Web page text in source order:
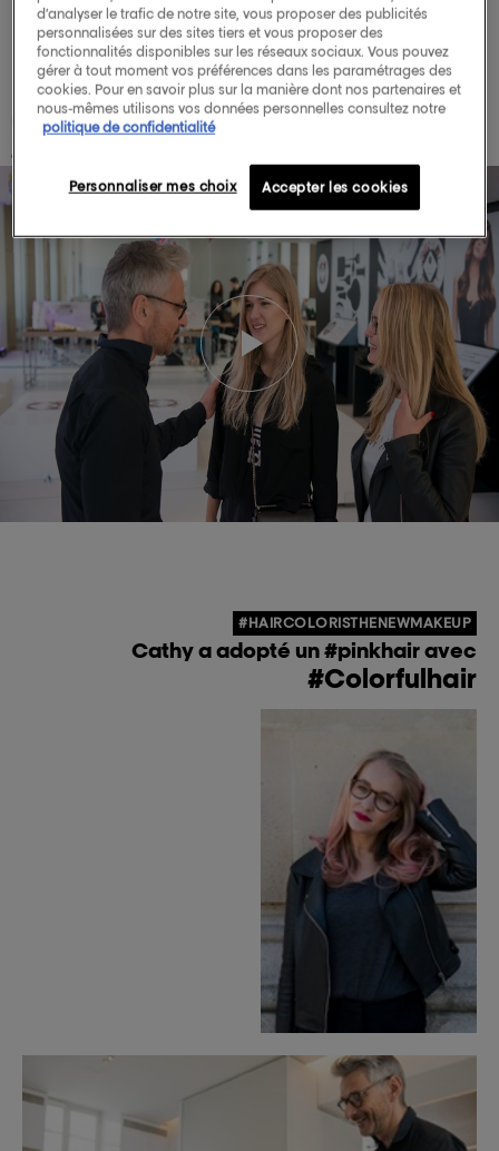
Une rencontre (très) colorée
#HairColorIsTheNewMakeUp
#HAIRCOLORISTHENEWMAKEUP
Cathy a adopté un #pinkhair avec
#Colorfulhair
d’analyser le trafic de notre site, vous proposer des publicités
personnalisées sur des sites tiers et vous proposer des
fonctionnalités disponibles sur les réseaux sociaux. Vous pouvez
gérer à tout moment vos préférences dans les paramétrages des
cookies. Pour en savoir plus sur la manière dont nos partenaires et
nous-mêmes utilisons vos données personnelles consultez notre
politique de confidentialité
Accepter les cookies
Personnaliser mes choix